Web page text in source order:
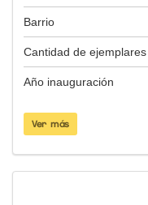
Barrio
Cantidad de ejemplares
Año inauguración
Ver más